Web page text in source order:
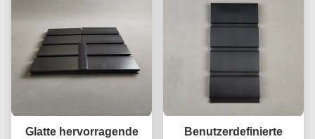
Glatte hervorragende Benutzerdefinierte